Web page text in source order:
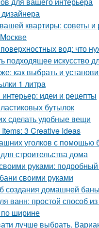
квартиры: советы и
вод: что
подходящее искусство
как выбрать и
1 литра
идеи и рецепты
бутылок
сделать удобные вещи
3 Creative Ideas
уголков с помощью
строительства дома
руками: подробный
своими руками
создания домашней
ванн: простой способ
по ширине
лучше выбрать.